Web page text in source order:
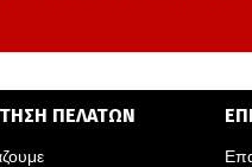
ΠΕΛΑΤΩΝ